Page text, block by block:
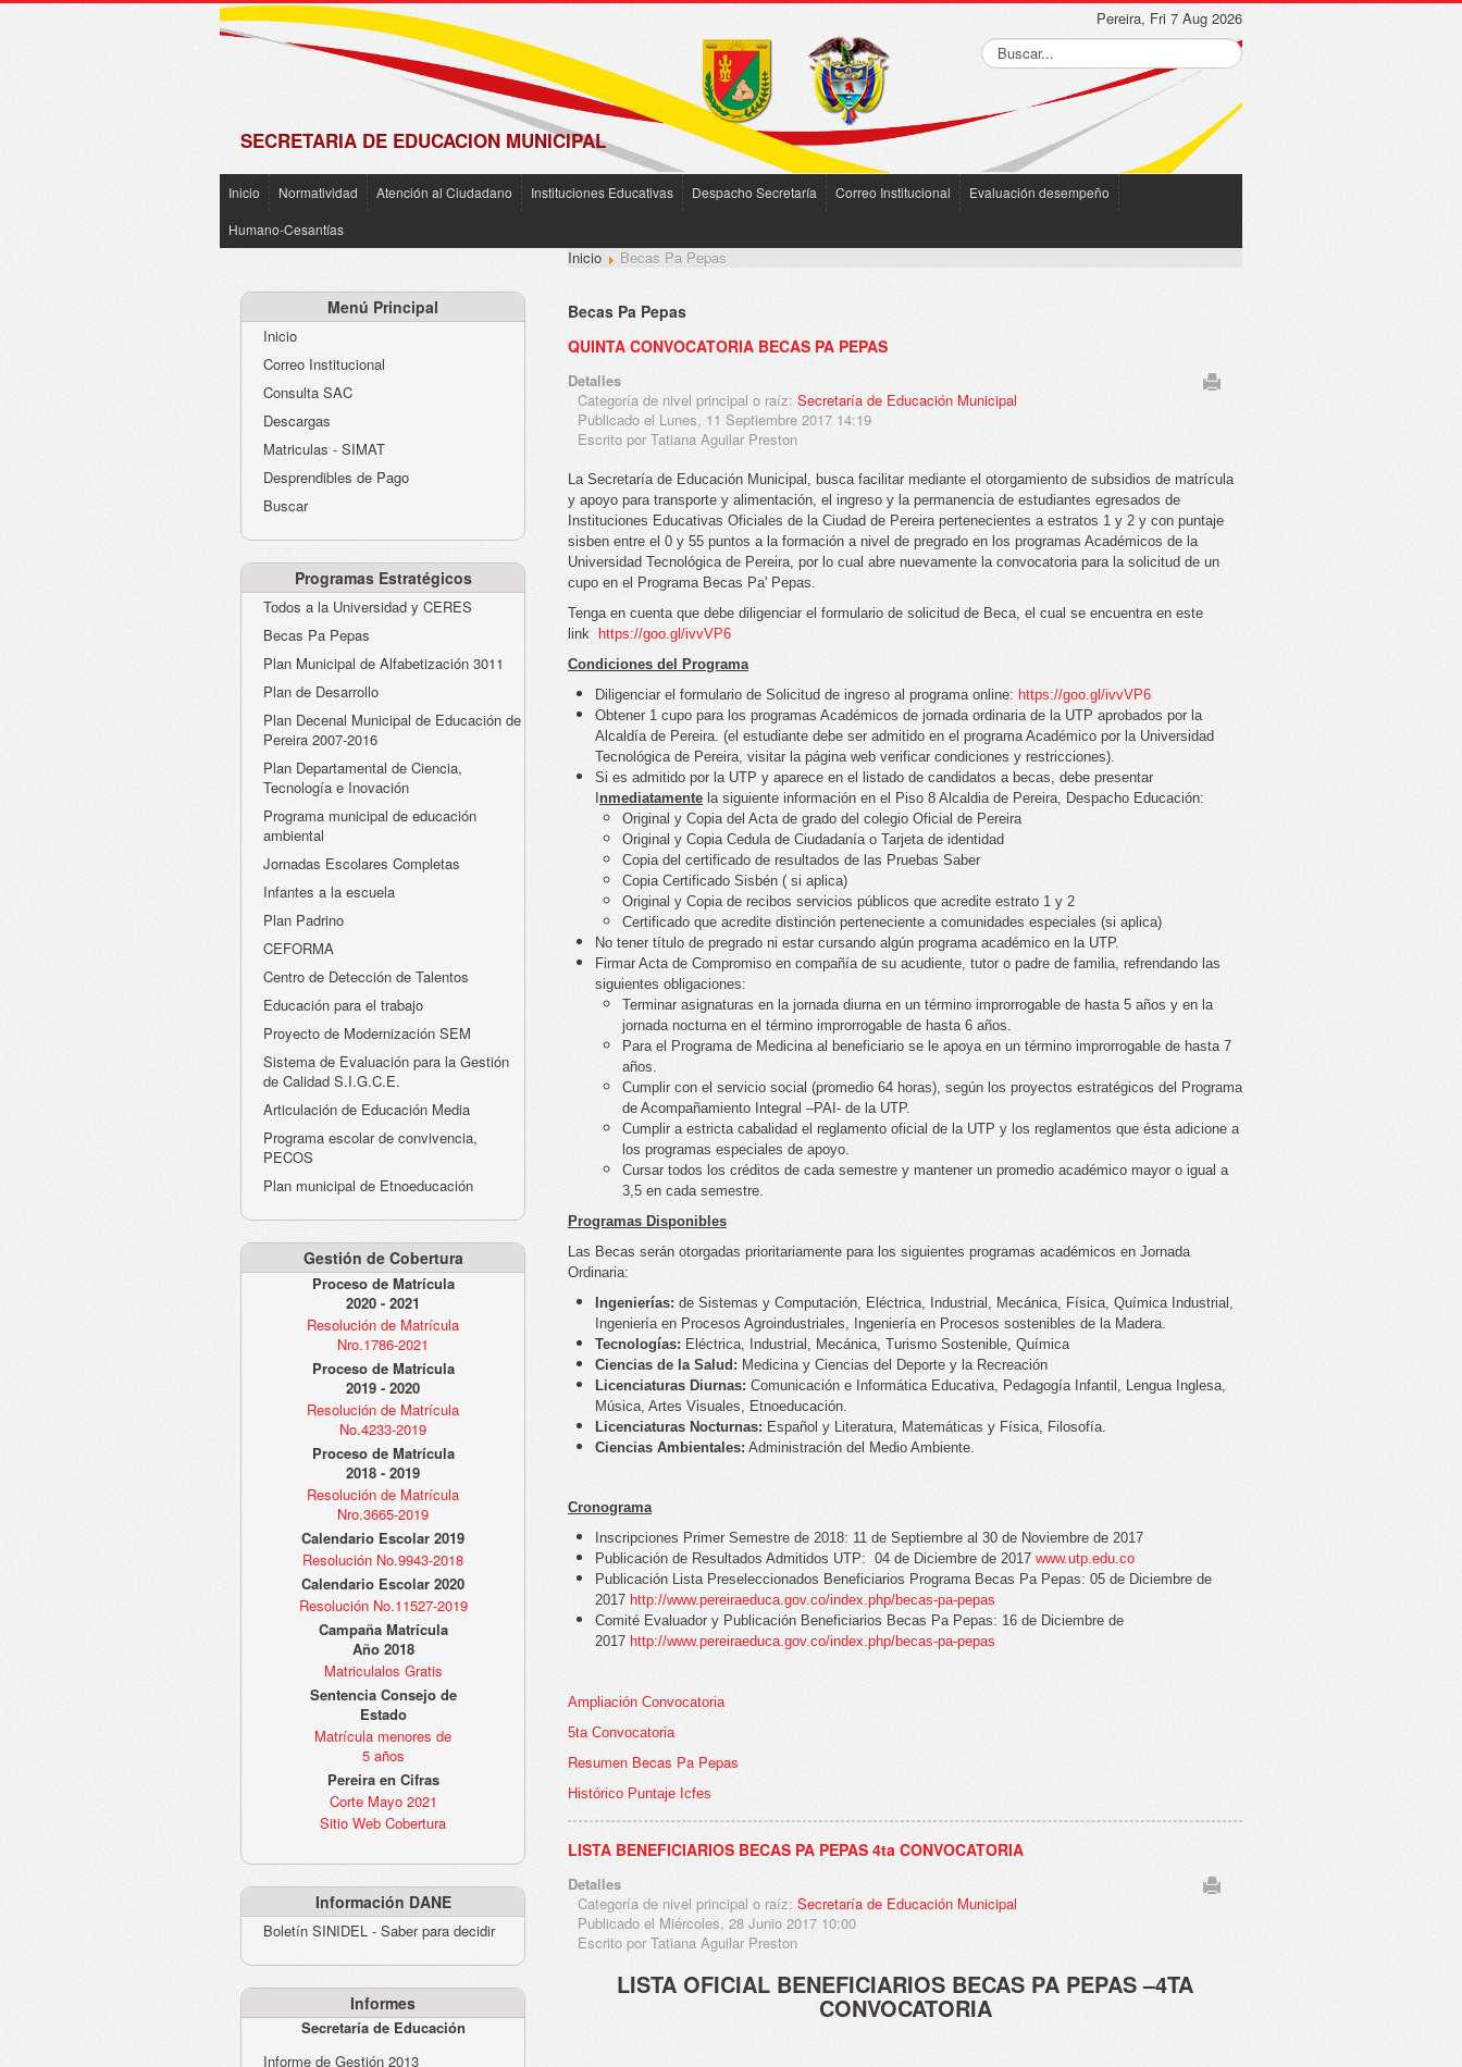
SECRETARIA DE EDUCACION MUNICIPAL
Pereira, Fri 7 Aug 2026
Inicio Normatividad Atención al Ciudadano Instituciones Educativas Despacho Secretaría Correo Institucional
Evaluación desempeño
Humano-Cesantías
Menú Principal
Inicio
Correo Institucional
Consulta SAC
Descargas
Matriculas - SIMAT
Desprendibles de Pago
Buscar
Programas Estratégicos
Todos a la Universidad y CERES
Becas Pa Pepas
Plan Municipal de Alfabetización 3011
Plan de Desarrollo
Plan Decenal Municipal de Educación de
Pereira 2007-2016
Plan Departamental de Ciencia,
Tecnología e Inovación
Programa municipal de educación
ambiental
Jornadas Escolares Completas
Infantes a la escuela
Plan Padrino
CEFORMA
Centro de Detección de Talentos
Educación para el trabajo
Proyecto de Modernización SEM
Sistema de Evaluación para la Gestión
de Calidad S.I.G.C.E.
Articulación de Educación Media
Programa escolar de convivencia,
PECOS
Plan municipal de Etnoeducación
Gestión de Cobertura
Proceso de Matrícula
2020 - 2021
Resolución de Matrícula
Nro.1786-2021
Proceso de Matrícula
2019 - 2020
Resolución de Matrícula
No.4233-2019
Proceso de Matrícula
2018 - 2019
Resolución de Matrícula
Nro.3665-2019
Calendario Escolar 2019
Resolución No.9943-2018
Calendario Escolar 2020
Resolución No.11527-2019
Campaña Matrícula
Año 2018
Matriculalos Gratis
Sentencia Consejo de
Estado
Matrícula menores de
5 años
Pereira en Cifras
Corte Mayo 2021
Sitio Web Cobertura
de
Información DANE
Boletín SINIDEL - Saber para decidir
Informes
Secretaría de Educación
Informe de Gestión 2013
Inicio Becas Pa Pepas
Becas Pa Pepas
QUINTA CONVOCATORIA BECAS PA PEPAS
Detalles
Categoría de nivel principal o raíz: Secretaría de Educación Municipal
Publicado el Lunes, 11 Septiembre 2017 14:19
Escrito por Tatiana Aguilar Preston
La Secretaría de Educación Municipal, busca facilitar mediante el otorgamiento de subsidios de matrícula
y apoyo para transporte y alimentación, el ingreso y la permanencia de estudiantes egresados de
Instituciones Educativas Oficiales de la Ciudad de Pereira pertenecientes a estratos 1 y 2 y con puntaje
sisben entre el 0 y 55 puntos a la formación a nivel de pregrado en los programas Académicos de la
Universidad Tecnológica de Pereira, por lo cual abre nuevamente la convocatoria para la solicitud de un
cupo en el Programa Becas Pa' Pepas.
Tenga en cuenta que debe diligenciar el formulario de solicitud de Beca, el cual se encuentra en este
link
https://goo.gl/ivvVP6
Condiciones del Programa
Diligenciar el formulario de Solicitud de ingreso al programa online: https://goo.gl/ivvVP6
Obtener 1 cupo para los programas Académicos de jornada ordinaria de la UTP aprobados por la
Alcaldía de Pereira. (el estudiante debe ser admitido en el programa Académico por la Universidad
Tecnológica de Pereira, visitar la página web verificar condiciones y restricciones).
Si es admitido por la UTP y aparece en el listado de candidatos a becas, debe presentar
nmediatamente la siguiente información en el Piso 8 Alcaldia de Pereira, Despacho Educación:
Original y Copia del Acta de grado del colegio Oficial de Pereira
Original y Copia Cedula de Ciudadanía o Tarjeta de identidad
Copia del certificado de resultados de las Pruebas Saber
Copia Certificado Sisbén ( si aplica)
Original y Copia de recibos servicios públicos que acredite estrato 1 y 2
Certificado que acredite distinción perteneciente a comunidades especiales (si aplica)
No tener título de pregrado ni estar cursando algún programa académico en la UTP.
Firmar Acta de Compromiso en compañía de su acudiente, tutor o padre de familia, refrendando las
siguientes obligaciones:
Terminar asignaturas en la jornada diurna en un término improrrogable de hasta 5 años y en la
jornada nocturna en el término improrrogable de hasta 6 años.
Para el Programa de Medicina al beneficiario se le apoya en un término improrrogable de hasta 7
años.
Cumplir con el servicio social (promedio 64 horas), según los proyectos estratégicos del Programa
de Acompañamiento Integral –PAI- de la UTP.
Cumplir a estricta cabalidad el reglamento oficial de la UTP y los reglamentos que ésta adicione a
los programas especiales de apoyo.
Cursar todos los créditos de cada semestre y mantener un promedio académico mayor o igual a
3,5 en cada semestre.
Programas Disponibles
Las Becas serán otorgadas prioritariamente para los siguientes programas académicos en Jornada
Ordinaria:
Ingenierías: de Sistemas y Computación, Eléctrica, Industrial, Mecánica, Física, Química Industrial,
Ingeniería en Procesos Agroindustriales, Ingeniería en Procesos sostenibles de la Madera.
Tecnologías: Eléctrica, Industrial, Mecánica, Turismo Sostenible, Química
Ciencias de la Salud: Medicina y Ciencias del Deporte y la Recreación
Licenciaturas Diurnas: Comunicación e Informática Educativa, Pedagogía Infantil, Lengua Inglesa,
Música, Artes Visuales, Etnoeducación.
Licenciaturas Nocturnas: Español y Literatura, Matemáticas y Física, Filosofía.
Ciencias Ambientales: Administración del Medio Ambiente.
Cronograma
nscripciones Primer Semestre de 2018: 11 de Septiembre al 30 de Noviembre de 2017
Publicación de Resultados Admitidos UTP: 04 de Diciembre de 2017 www.utp.edu.co
Publicación Lista Preseleccionados Beneficiarios Programa Becas Pa Pepas: 05 de Diciembre de
2017 http://www.pereiraeduca.gov.co/index.php/becas-pa-pepas
Comité Evaluador y Publicación Beneficiarios Becas Pa Pepas: 16 de Diciembre de
2017 http://www.pereiraeduca.gov.co/index.php/becas-pa-pepas
Ampliación Convocatoria
5ta Convocatoria
Resumen Becas Pa Pepas
Histórico Puntaje Icfes
LISTA BENEFICIARIOS BECAS PA PEPAS 4ta CONVOCATORIA
Detalles
Categoría de nivel principal o raíz: Secretaría de Educación Municipal
Publicado el Miércoles, 28 Junio 2017 10:00
Escrito por Tatiana Aguilar Preston
LISTA OFICIAL BENEFICIARIOS BECAS PA PEPAS –4TA
CONVOCATORIA